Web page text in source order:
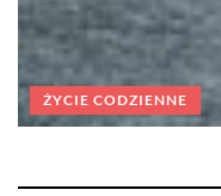
ŻYCIE CODZIENNE